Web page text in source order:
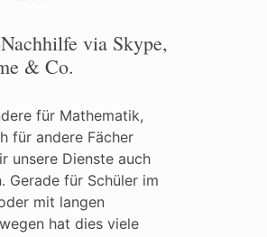
via Skype,
& Co.
für Mathematik,
für andere Fächer
unsere Dienste auch
Gerade für Schüler im
mit langen
hat dies viele